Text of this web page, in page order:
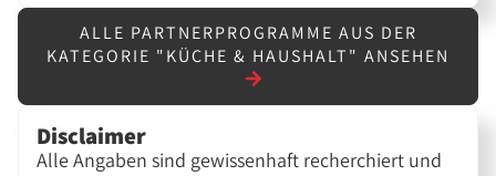
ALLE PARTNERPROGRAMME AUS DER
KATEGORIE "KÜCHE & HAUSHALT" ANSEHEN
Disclaimer
Alle Angaben sind gewissenhaft recherchiert und